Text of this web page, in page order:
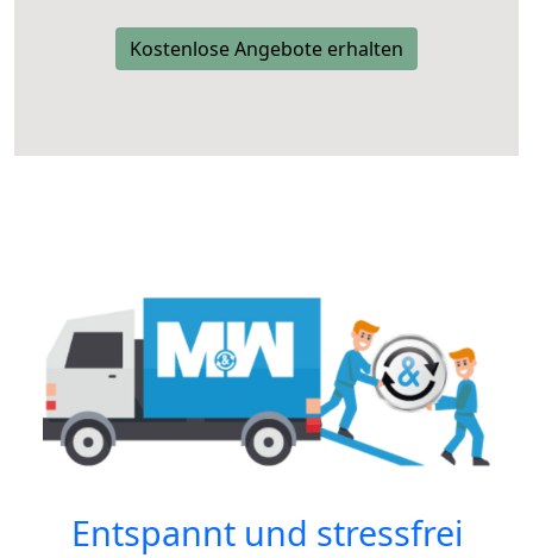
Kostenlose Angebote erhalten
Entspannt und stressfrei